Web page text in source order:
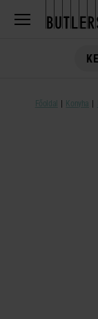
Főoldal Konyha